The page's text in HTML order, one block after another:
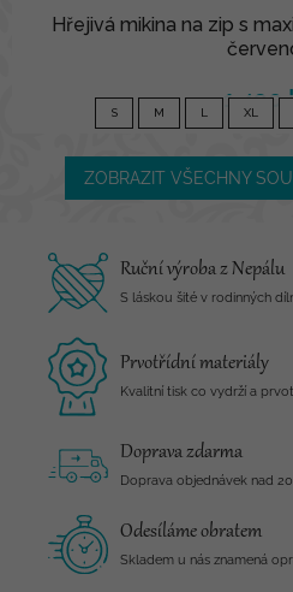
Hřejivá mikina na zip s
1 490
S M L XL
ZOBRAZIT VŠECHNY
Ruční výroba z Nepálu
S láskou šité v rodinných
Prvotřídní materiály
Kvalitní tisk co vydrží a
Doprava zdarma
Doprava objednávek nad
Odesíláme obratem
Skladem u nás znamená